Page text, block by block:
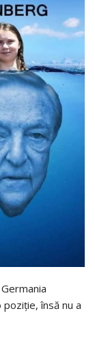
însă nu a